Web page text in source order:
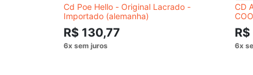
Cd Poe Hello - Original Lacrado -
Importado (alemanha)
R$ 130,77
CD